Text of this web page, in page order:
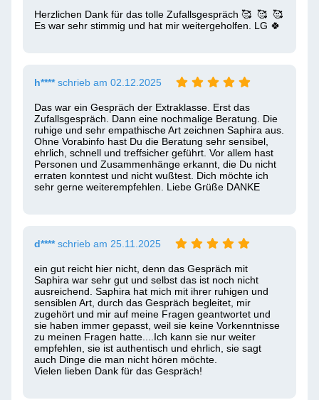
Herzlichen Dank für das tolle Zufallsgespräch 🥰  🥰  🥰
Es war sehr stimmig und hat mir weitergeholfen. LG 🍀
h****schrieb am 02.12.2025
Das war ein Gespräch der Extraklasse. Erst das
Zufallsgespräch. Dann eine nochmalige Beratung. Die
ruhige und sehr empathische Art zeichnen Saphira aus.
Ohne Vorabinfo hast Du die Beratung sehr sensibel,
ehrlich, schnell und treffsicher geführt. Vor allem hast
Personen und Zusammenhänge erkannt, die Du nicht
erraten konntest und nicht wußtest. Dich möchte ich
sehr gerne weiterempfehlen. Liebe Grüße DANKE
d****schrieb am 25.11.2025
ein gut reicht hier nicht, denn das Gespräch mit
Saphira war sehr gut und selbst das ist noch nicht
ausreichend. Saphira hat mich mit ihrer ruhigen und
sensiblen Art, durch das Gespräch begleitet, mir
zugehört und mir auf meine Fragen geantwortet und
sie haben immer gepasst, weil sie keine Vorkenntnisse
zu meinen Fragen hatte....Ich kann sie nur weiter
empfehlen, sie ist authentisch und ehrlich, sie sagt
auch Dinge die man nicht hören möchte.
Vielen lieben Dank für das Gespräch!